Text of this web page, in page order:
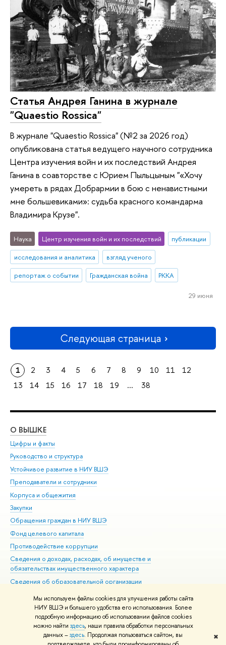
Мы используем файлы cookies для улучшения работы сайта
НИУ ВШЭ и большего удобства его использования. Более
подробную информацию об использовании файлов cookies
можно найти здесь, наши правила обработки персональных
данных –здесь. Продолжая пользоваться сайтом, вы
✖
Статья Андрея Ганина в журнале
"Quaestio Rossica"
В журнале "Quaestio Rossica" (№2 за 2026 год)
опубликована статья ведущего научного сотрудника
Центра изучения войн и их последствий Андрея
Ганина в соавторстве с Юрием Пыльцыным "«Хочу
умереть в рядах Добрармии в бою с ненавистными
мне большевиками»: судьба красного командарма
Владимира Крузе".
Наука Центр изучения войн и их последствий
публикации
исследования и аналитика
взгляд ученого
репортаж о событии
Гражданская война РККА
29 июня
Следующая страница
1 2 3 4 5 6 7 8 9 10 11
12
13
14 15 16 17 18 19 ... 38
О ВЫШКЕ
Цифры и факты
Руководство и структура
Устойчивое развитие в НИУ ВШЭ
Преподаватели и сотрудники
Корпуса и общежития
Закупки
Обращения граждан в НИУ ВШЭ
Фонд целевого капитала
Противодействие коррупции
Сведения о доходах, расходах, об имуществе и
обязательствах имущественного характера
Сведения об образовательной организации
Людям с ограниченными возможностями здоровья
Единая платежная страница
Работа в Вышке